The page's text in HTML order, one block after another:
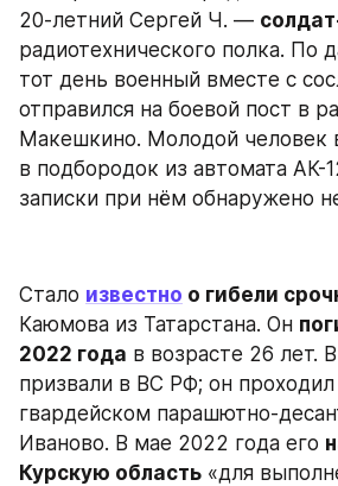
20-летний Сергей Ч. —
радиотехнического полка. По
тот день военный вместе с
отправился на боевой пост в
Макешкино. Молодой человек
в подбородок из автомата АК-
записки при нём обнаружено
Стало известно о гибели
Каюмова из Татарстана. Он
2022 года в возрасте 26 лет.
призвали в ВС РФ; он
гвардейском парашютно-
Иваново. В мае 2022 года его
Курскую область «для